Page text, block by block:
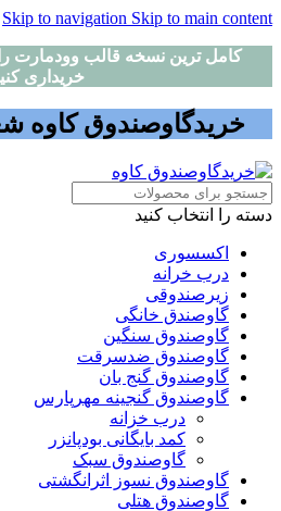
Skip to navigation Skip to main content
کامل ترین نسخه قالب وودمارت
خریداری
خریدگاوصندوق کاوه
دسته را انتخاب کنید
اکسسوری
درب خرانه
زیرصندوقی
گاوصندق خانگی
گاوصندوق سنگین
گاوصندوق ضدسرقت
گاوصندوق گنج بان
گاوصندوق گنجینه مهرپارس
درب خزانه
کمد بایگانی بودپانزر
گاوصندوق سبک
گاوصندوق نسوز اثرانگشتی
گاوصندوق هتلی